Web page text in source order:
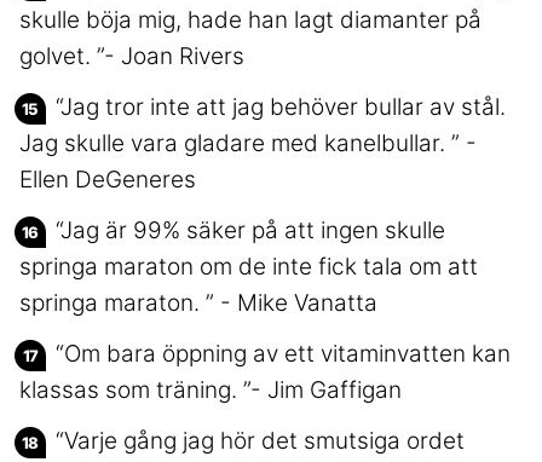
skulle böja mig, hade han lagt diamanter på
golvet. ”- Joan Rivers
“Jag tror inte att jag behöver bullar av stål.
Jag skulle vara gladare med kanelbullar. ” -
Ellen DeGeneres
“Jag är 99% säker på att ingen skulle
springa maraton om de inte fick tala om att
springa maraton. ” - Mike Vanatta
“Om bara öppning av ett vitaminvatten kan
klassas som träning. ”- Jim Gaffigan
“Varje gång jag hör det smutsiga ordet